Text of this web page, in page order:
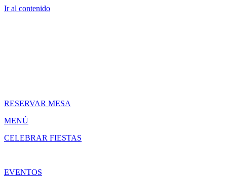
Ir al contenido
RESERVAR MESA
MENÚ
CELEBRAR FIESTAS
EVENTOS